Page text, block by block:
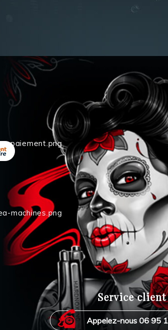
Service client
Appelez-nous 06 95